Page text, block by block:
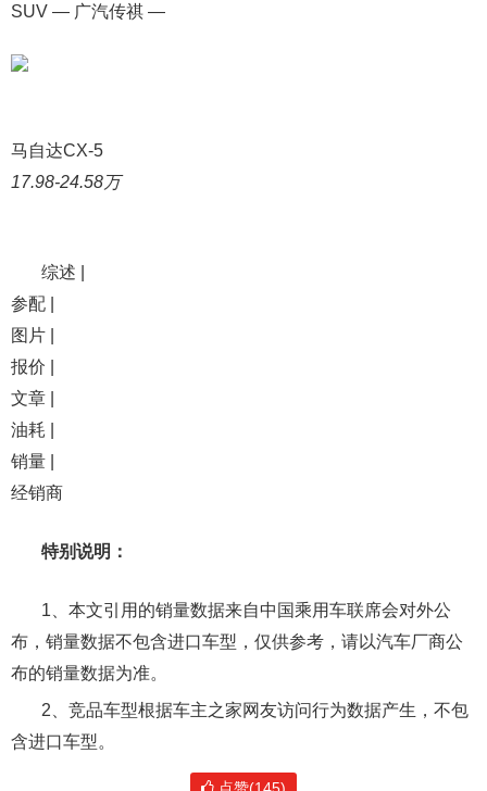
SUV — 广汽传祺 —
马自达CX-5
17.98-24.58万
综述 |
参配 |
图片 |
报价 |
文章 |
油耗 |
销量 |
经销商
特别说明：
1、本文引用的销量数据来自中国乘用车联席会对外公
布，销量数据不包含进口车型，仅供参考，请以汽车厂商公
布的销量数据为准。
2、竞品车型根据车主之家网友访问行为数据产生，不包
含进口车型。